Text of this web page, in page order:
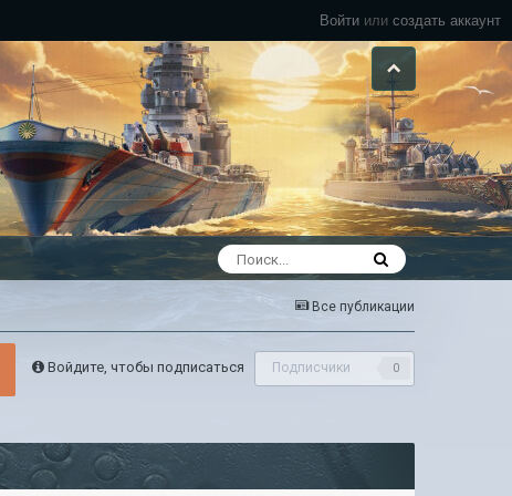
Войти или создать аккаунт
Все публикации
Войдите, чтобы подписаться Подписчики 0